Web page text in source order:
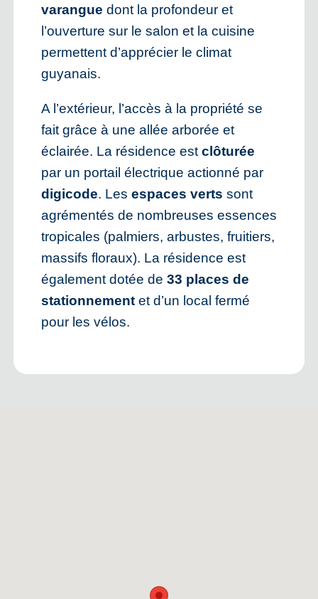
varangue dont la profondeur et
l’ouverture sur le salon et la cuisine
permettent d’apprécier le climat
guyanais.
A l’extérieur, l’accès à la propriété se
fait grâce à une allée arborée et
éclairée. La résidence estclôturée
par un portail électrique actionné par
digicode. Les espaces verts sont
agrémentés de nombreuses essences
tropicales (palmiers, arbustes, fruitiers,
massifs floraux). La résidence est
également dotée de 33 places de
stationnementet d’un local fermé
pour les vélos.